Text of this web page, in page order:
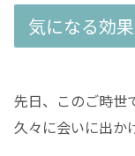
気になる効
先日、このご時世
久々に会いに出か